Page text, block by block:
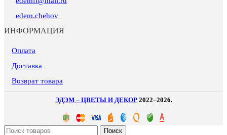
edem.chehov
ИНФОРМАЦИЯ
Оплата
Доставка
Возврат товара
ЭДЭМ – ЦВЕТЫ И ДЕКОР 2022–2026.
Поиск